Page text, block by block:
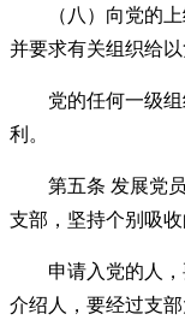
（八）向党的
并要求有关组织给以
党的任何一级
利。
第五条 发展党
支部，坚持个别吸收
申请入党的人
介绍人，要经过支